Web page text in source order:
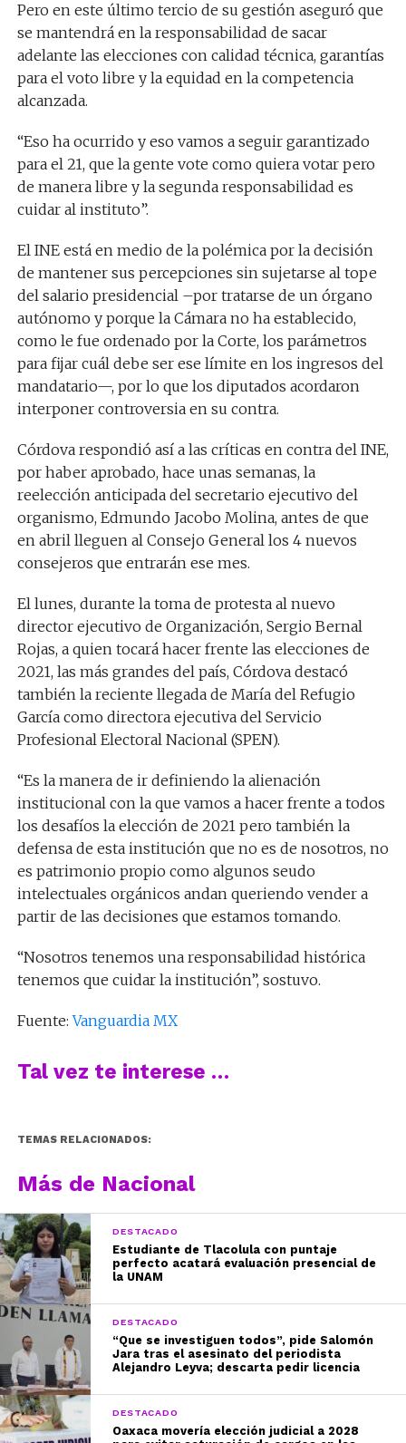
Pero en este último tercio de su gestión aseguró que
se mantendrá en la responsabilidad de sacar
adelante las elecciones con calidad técnica, garantías
para el voto libre y la equidad en la competencia
alcanzada.
“Eso ha ocurrido y eso vamos a seguir garantizado
para el 21, que la gente vote como quiera votar pero
de manera libre y la segunda responsabilidad es
cuidar al instituto”.
El INE está en medio de la polémica por la decisión
de mantener sus percepciones sin sujetarse al tope
del salario presidencial –por tratarse de un órgano
autónomo y porque la Cámara no ha establecido,
como le fue ordenado por la Corte, los parámetros
para fijar cuál debe ser ese límite en los ingresos del
mandatario—, por lo que los diputados acordaron
interponer controversia en su contra.
Córdova respondió así a las críticas en contra del INE,
por haber aprobado, hace unas semanas, la
reelección anticipada del secretario ejecutivo del
organismo, Edmundo Jacobo Molina, antes de que
en abril lleguen al Consejo General los 4 nuevos
consejeros que entrarán ese mes.
El lunes, durante la toma de protesta al nuevo
director ejecutivo de Organización, Sergio Bernal
Rojas, a quien tocará hacer frente las elecciones de
2021, las más grandes del país, Córdova destacó
también la reciente llegada de María del Refugio
García como directora ejecutiva del Servicio
Profesional Electoral Nacional (SPEN).
“Es la manera de ir definiendo la alienación
institucional con la que vamos a hacer frente a todos
los desafíos la elección de 2021 pero también la
defensa de esta institución que no es de nosotros, no
es patrimonio propio como algunos seudo
intelectuales orgánicos andan queriendo vender a
partir de las decisiones que estamos tomando.
“Nosotros tenemos una responsabilidad histórica
tenemos que cuidar la institución”, sostuvo.
Fuente:Vanguardia MX
Tal vez te interese …
TEMAS RELACIONADOS:
Más de Nacional
DESTACADO
Estudiante de Tlacolula con puntaje
perfecto acatará evaluación presencial de
la UNAM
DESTACADO
“Que se investiguen todos”, pide Salomón
Jara tras el asesinato del periodista
Alejandro Leyva; descarta pedir licencia
DESTACADO
Oaxaca movería elección judicial a 2028